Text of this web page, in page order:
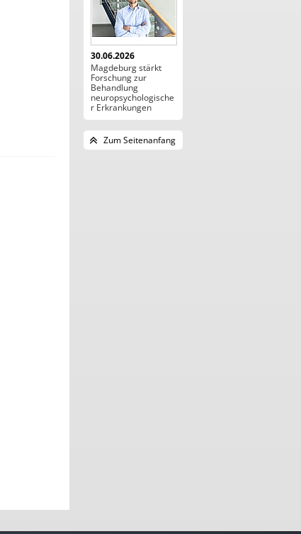
30.06.2026
Magdeburg stärkt
Forschung zur
Behandlung
neuropsychologische
r Erkrankungen
Zum Seitenanfang